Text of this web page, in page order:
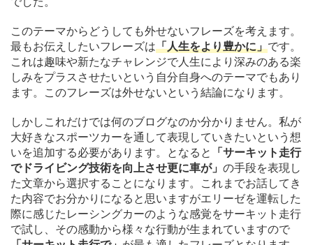
このテーマからどうしても外せないフレーズを考えます。
最もお伝えしたいフレーズは「人生をより豊かに」です。
これは趣味や新たなチャレンジで人生により深みのある楽
しみをプラスさせたいという自分自身へのテーマでもあり
ます。このフレーズは外せないという結論になります。
しかしこれだけでは何のブログなのか分かりません。私が
大好きなスポーツカーを通して表現していきたいという想
いを追加する必要があります。となると 「サーキット走行
でドライビング技術を向上させ更に車が」 の手段を表現し
た文章から選択することになります。これまでお話してき
た内容でお分かりになると思いますがエリーゼを運転した
際に感じたレーシングカーのような感覚をサーキット走行
で試し、その感動から様々な行動が生まれていますので